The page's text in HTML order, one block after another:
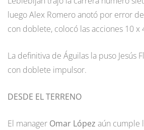
luego Alex Romero anotó por error
con doblete, colocó las acciones 10 x
La definitiva de Águilas la puso Jesús
con doblete impulsor.
DESDE EL TERRENO
El manager Omar López aún cumple